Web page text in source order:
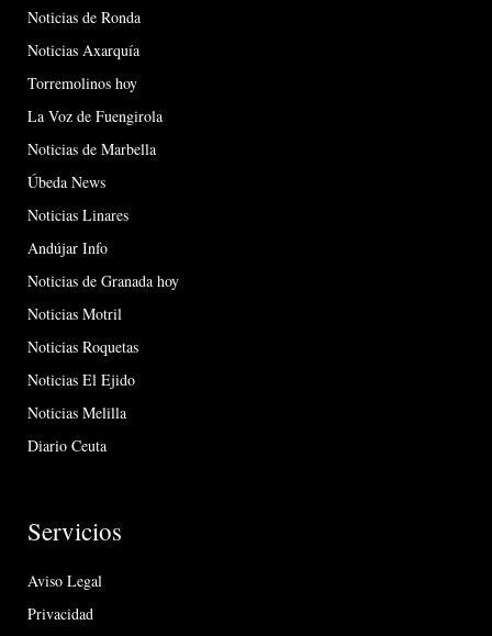
Noticias de Ronda
Noticias Axarquía
Torremolinos hoy
La Voz de Fuengirola
Noticias de Marbella
Úbeda News
Noticias Linares
Andújar Info
Noticias de Granada hoy
Noticias Motril
Noticias Roquetas
Noticias El Ejido
Noticias Melilla
Diario Ceuta
Servicios
Aviso Legal
Privacidad